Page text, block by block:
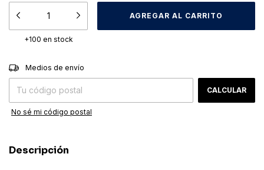
+100 en stock
Entregas para el CP:
Medios de envío
CALCULAR
No sé mi código postal
Descripción